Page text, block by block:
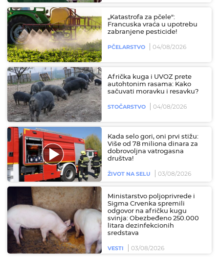
„Katastrofa za pčele":
Francuska vraća u upotrebu
zabranjene pesticide!
PČELARSTVO 04/08/2026
Afrička kuga i UVOZ prete
autohtonim rasama: Kako
sačuvati moravku i resavku?
STOČARSTVO 04/08/2026
Kada selo gori, oni prvi stižu:
Više od 78 miliona dinara za
dobrovoljna vatrogasna
društva!
ŽIVOT NA SELU 03/08/2026
Ministarstvo poljoprivrede i
Sigma Crvenka spremili
odgovor na afričku kugu
svinja: Obezbeđeno 250.000
litara dezinfekcionih
sredstava
VESTI 03/08/2026